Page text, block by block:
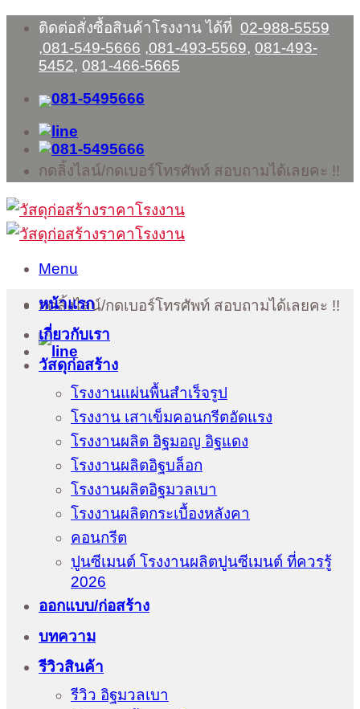
Skip
content
ติดต่อสั่งซื้อสินค้าโรงงาน ได้ที่ 02-988-5559
,081-549-5666 ,081-493-5569, 081-493-
5452, 081-466-5665
กดลิ้งไลน์/กดเบอร์โทรศัพท์ สอบถามได้เลยคะ !!
Menu
กดลิ้งไลน์/กดเบอร์โทรศัพท์ สอบถามได้เลยคะ !!
หน้าแรก
เกี่ยวกับเรา
วัสดุก่อสร้าง
โรงงานแผ่นพื้นสำเร็จรูป
โรงงาน เสาเข็มคอนกรีตอัดแรง
โรงงานผลิต อิฐมอญ อิฐแดง
โรงงานผลิตอิฐบล็อก
โรงงานผลิตอิฐมวลเบา
โรงงานผลิตกระเบื้องหลังคา
คอนกรีต
ปูนซีเมนต์ โรงงานผลิตปูนซีเมนต์ ที่ควรรู้
2026
ออกแบบ/ก่อสร้าง
บทความ
รีวิวสินค้า
รีวิว อิฐมวลเบา